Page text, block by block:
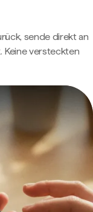
sende direkt an
Keine versteckten